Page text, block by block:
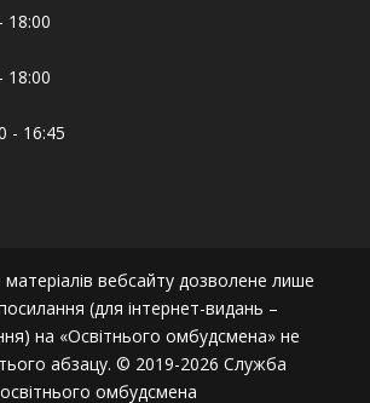
18:00
18:00
- 16:45
вебсайту дозволене лише
(для інтернет-видань –
на «Освітнього омбудсмена» не
абзацу. © 2019-2026 Служба
освітнього омбудсмена